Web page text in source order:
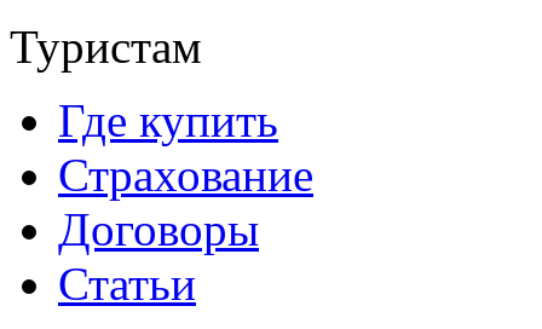
Туристам
Где купить
Страхование
Договоры
Статьи